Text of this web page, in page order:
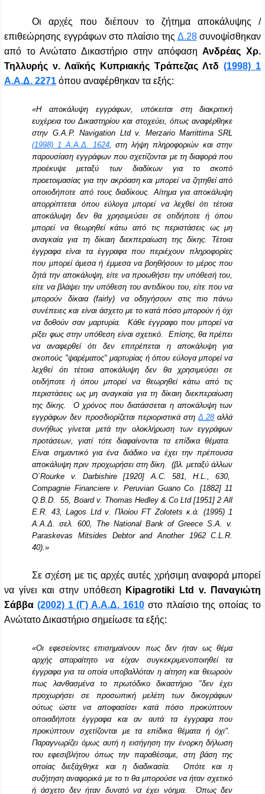
Οι αρχές που διέπουν το ζήτημα αποκάλυψης /
επιθεώρησης εγγράφων στο πλαίσιο της Δ.28συνοψίσθηκαν
από το Ανώτατο Δικαστήριο στην απόφασηΑνδρέας Χρ.
Τηλλυρής ν. Λαϊκής Κυπριακής Τράπεζας Λτδ (1998) 1
Α.Α.Δ. 2271 όπου αναφέρθηκαν τα εξής:
«Η αποκάλυψη εγγράφων, υπόκειται στη διακριτική
ευχέρεια του Δικαστηρίου και στοχεύει, όπως αναφέρθηκε
στην G.A.P. Navigation Ltd v. Merzario Marrittima SRL
(1998) 1 A.A.Δ. 1624, στη λήψη πληροφοριών και στην
παρουσίαση εγγράφων που σχετίζονται με τη διαφορά που
προέκυψε μεταξύ των διαδίκων για το σκοπό
προετοιμασίας για την ακρόαση και μπορεί να ζητηθεί από
οποιοδήποτε από τους διαδίκους. Αίτημα για αποκάλυψη
απορρίπτεται όπου εύλογα μπορεί να λεχθεί ότι τέτοια
αποκάλυψη δεν θα χρησιμεύσει σε οτιδήποτε ή όπου
μπορεί να θεωρηθεί κάτω από τις περιστάσεις ως μη
αναγκαία για τη δίκαιη διεκπεραίωση της δίκης. Τέτοια
έγγραφα είναι τα έγγραφα που περιέχουν πληροφορίες
που μπορεί άμεσα ή έμμεσα να βοηθήσουν το μέρος που
ζητά την αποκάλυψη, είτε να προωθήσει την υπόθεσή του,
είτε να βλάψει την υπόθεση του αντιδίκου του, είτε που να
μπορούν δίκαια (fairly) να οδηγήσουν στις πιο πάνω
συνέπειες και είναι άσχετο με το κατά πόσο μπορούν ή όχι
να δοθούν σαν μαρτυρία. Κάθε έγγραφο που μπορεί να
ρίξει φως στην υπόθεση είναι σχετικό. Επίσης, θα πρέπει
να αναφερθεί ότι δεν επιτρέπεται η αποκάλυψη για
σκοπούς "ψαρέματος" μαρτυρίας ή όπου εύλογα μπορεί να
λεχθεί ότι τέτοια αποκάλυψη δεν θα χρησιμεύσει σε
οτιδήποτε ή όπου μπορεί να θεωρηθεί κάτω από τις
περιστάσεις ως μη αναγκαία για τη δίκαιη διεκπεραίωση
της δίκης. Ο χρόνος που διατάσσεται η αποκάλυψη των
εγγράφων δεν προσδιορίζεται περιοριστικά στηΔ.28 αλλά
συνήθως γίνεται μετά την ολοκλήρωση των εγγράφων
προτάσεων, γιατί τότε διαφαίνονται τα επίδικα θέματα.
Είναι σημαντικό για ένα διάδικο να έχει την πρέπουσα
αποκάλυψη πριν προχωρήσει στη δίκη.(βλ.μεταξύ άλλων
O΄Rourke v. Darbishire [1920] A.C. 581, H.L., 630,
Compagnie Financiere v. Peruvian Guano Co. [1882] 11
Q.B.D.55, Board v. Thomas Hedley & Co Ltd [1951] 2 All
E.R. 43, Lagos Ltd v. Πλοίου FT Zolotetsκ.ά. (1995) 1
Α.Α.Δ.σελ. 600, Τhe National Bank of Greece S.A. v.
Paraskevas Mitsides Debtor and Another 1962 C.L.R.
40).»
Σε σχέση με τις αρχές αυτές χρήσιμη αναφορά μπορεί
να γίνει και στην υπόθεση
Kipagrotiki Ltd v. Παναγιώτη
Σάββα (2002) 1 (Γ) Α.Α.Δ. 1610 στο πλαίσιο της οποίας το
Ανώτατο Δικαστήριο σημείωσε τα εξής:
«Οι εφεσείοντες επισημαίνουν πως δεν ήταν ως θέμα
αρχής απαραίτητο να είχαν συγκεκριμενοποιηθεί τα
έγγραφα για τα οποία υποβαλλόταν η αίτηση και θεωρούν
πως λανθασμένα το πρωτόδικο δικαστήριο "δεν έχει
προχωρήσει σε προσωπική μελέτη των δικογράφων
ούτως ώστε να αποφασίσει κατά πόσο προκύπτουν
οποιαδήποτε έγγραφα και αν αυτά τα έγγραφα που
προκύπτουν σχετίζονται με τα επίδικα θέματα ή όχι".
Παραγνωρίζει όμως αυτή η εισήγηση την ένορκη δήλωση
του εφεσιβλήτου όπως την παραθέσαμε, στη βάση της
οποίας διεξάχθηκε και η διαδικασία. Οπότε και η
συζήτηση αναφορικά με το τι θα μπορούσε να ήταν σχετικό
ή άσχετο δεν ήταν δυνατό να έχει νόημα. Όπως δεν